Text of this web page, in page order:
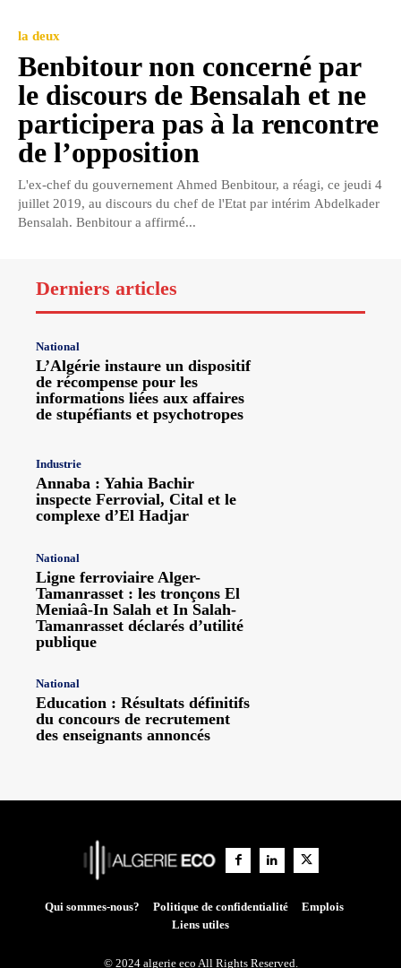
la deux
Benbitour non concerné par
le discours de Bensalah et ne
participera pas à la rencontre
de l’opposition
L'ex-chef du gouvernement Ahmed Benbitour, a réagi, ce jeudi 4
juillet 2019, au discours du chef de l'Etat par intérim Abdelkader
Bensalah. Benbitour a affirmé...
Derniers articles
National
L’Algérie instaure un dispositif
de récompense pour les
informations liées aux affaires
de stupéfiants et psychotropes
Industrie
Annaba : Yahia Bachir
inspecte Ferrovial, Cital et le
complexe d’El Hadjar
National
Ligne ferroviaire Alger-
Tamanrasset : les tronçons El
Meniaâ-In Salah et In Salah-
Tamanrasset déclarés d’utilité
publique
National
Education : Résultats définitifs
du concours de recrutement
des enseignants annoncés
Qui sommes-nous? Politique de confidentialité
Emplois
Liens utiles
© 2024 algerie eco All Rights Reserved.